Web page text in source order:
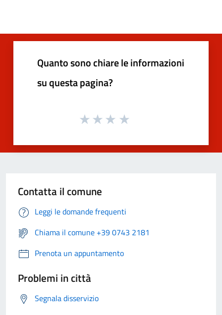
Quanto sono chiare le informazioni
su questa pagina?
Contatta il comune
Leggi le domande frequenti
Chiama il comune +39 0743 2181
Prenota un appuntamento
Problemi in città
Segnala disservizio